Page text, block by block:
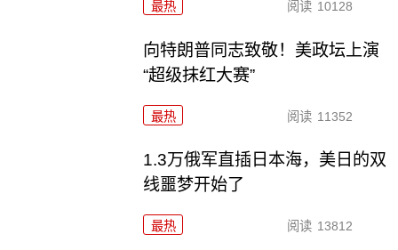
最热 阅读 10128
向特朗普同志致敬！美政坛上演
“超级抹红大赛”
最热 阅读 11352
1.3万俄军直插日本海，美日的双
线噩梦开始了
最热 阅读 13812